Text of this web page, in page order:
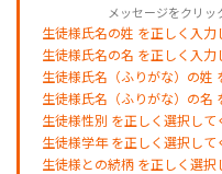
メッセージをクリ
生徒様氏名の姓 を正しく入力
生徒様氏名の名 を正しく入力
生徒様氏名（ふりがな）の姓
生徒様氏名（ふりがな）の名
生徒様性別 を正しく選択して
生徒様学年 を正しく選択して
生徒様との続柄 を正しく選択